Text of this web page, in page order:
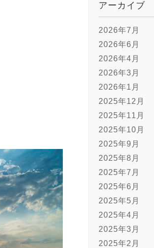
アーカイブ
2026年7月
2026年6月
2026年4月
2026年3月
2026年1月
2025年12月
2025年11月
2025年10月
2025年9月
2025年8月
2025年7月
2025年6月
2025年5月
2025年4月
2025年3月
2025年2月